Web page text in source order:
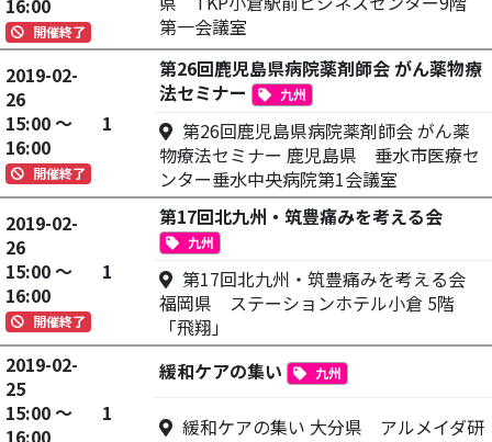
16:00
開催終了
第一会議室
2019-02-
26
15:00 ～
16:00
開催終了
1
第26回鹿児島県病院薬剤師会 がん薬物療
法セミナー
九州
第26回鹿児島県病院薬剤師会 がん薬
物療法セミナー 鹿児島県 垂水市医療セ
ンター垂水中央病院第1会議室
2019-02-
26
15:00 ～
16:00
開催終了
1
第17回北九州・筑豊痛みを考える会
九州
第17回北九州・筑豊痛みを考える会
福岡県 ステーションホテル小倉 5階
「飛翔」
2019-02-
25
15:00 ～
16:00
1
緩和ケアの集い 九州
緩和ケアの集い 大分県 アルメイダ研